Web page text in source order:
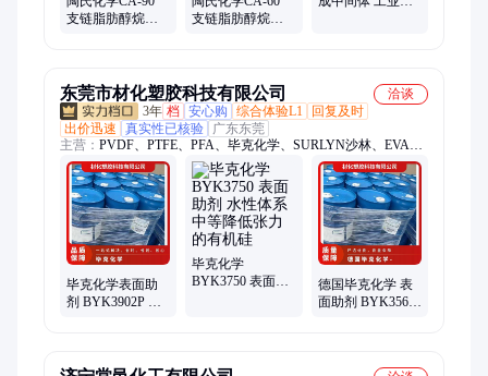
支链脂肪醇烷氧
支链脂肪醇烷氧
东莞市材化塑胶科技有限公司
洽谈
3年 档 安心购 综合体验L1
回复及时
出价迅速
真实性已核验
广东东莞
主营： PVDF、PTFE、PFA、毕克化学、SURLYN沙林、EVA、
PA6、PA66、PC、PCTG、PEBA、ASA、PTB、PPO、LCP、
PCTA、PETG、POM、EAA、特种工程塑料、热塑性弹性体、
合金塑料、通用塑料
毕克化学表面助
剂 BYK3902P 粉
毕克化学
BYK3750 表面助
德国毕克化学 表
面助剂 BYK3568